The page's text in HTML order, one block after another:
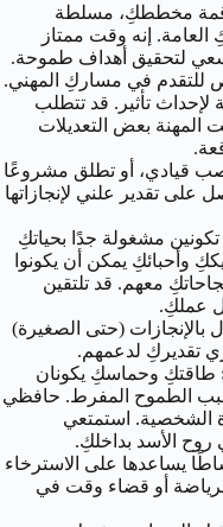
قمة مخططكِ، مسلطة
العامة. إنه وقت ممتاز
لتحقيق أهداف طموحة.
للتقدم في مساركِ المهني.
لإحداث تأثير. قد تتطلب
المهنة بعض التعديلات
قيادي، أو تطلق مشروعًا
على تقدير علني لإنجازاتها
مشغولة جدًا بحياتكِ
وأحبائكِ يمكن أن يكونوا
معهم. قد تلتقين
عملكِ.
بالإنجازات (حتى الصغيرة)
تقديركِ لدعمهم.
طاقتكِ وحماسكِ يكونان
الطموح المفرط. حافظي
الشخصية. استمتعي
روح الأسد بداخلكِ.
يساعدها على الاسترخاء
أو قضاء وقت في